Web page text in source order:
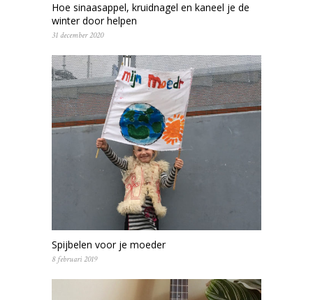
Hoe sinaasappel, kruidnagel en kaneel je de
winter door helpen
31 december 2020
Spijbelen voor je moeder
8 februari 2019